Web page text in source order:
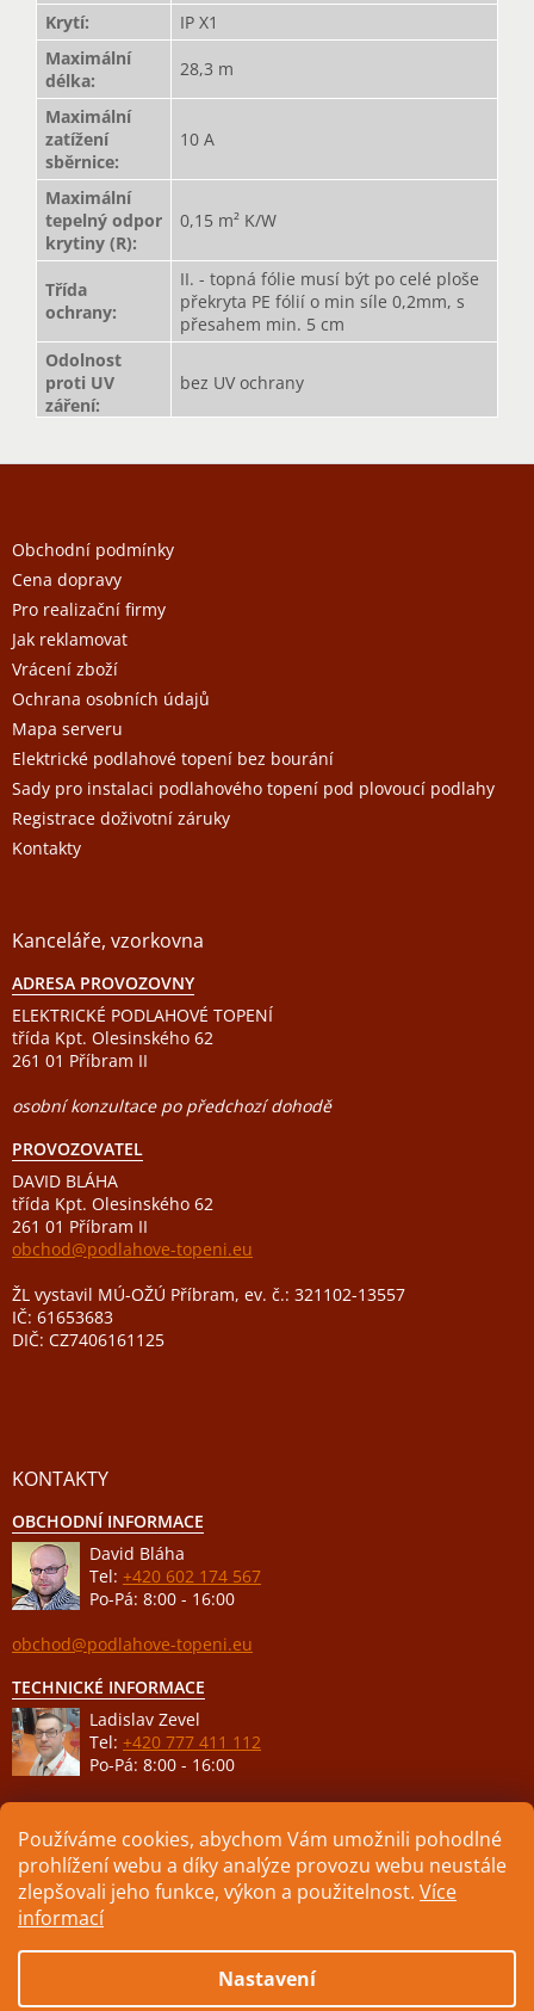
Používáme cookies, abychom Vám umožnili pohodlné
prohlížení webu a díky analýze provozu webu neustále
zlepšovali jeho funkce, výkon a použitelnost. Více
informací
Nastavení
Krytí:
IP X1
Maximální
délka:
28,3 m
Maximální
zatížení
sběrnice:
10 A
Maximální
tepelný odpor
krytiny (R):
0,15 m² K/W
Třída
ochrany:
II. - topná fólie musí být po celé ploše
překryta PE fólií o min síle 0,2mm, s
přesahem min. 5 cm
Odolnost
proti UV
záření:
bez UV ochrany
Z
aObchodní podmínky
Cena dopravy
Pro realizační firmy
Jak reklamovat
Vrácení zboží
Ochrana osobních údajů
Mapa serveru
Elektrické podlahové topení bez bourání
Sady pro instalaci podlahového topení pod plovoucí podlahy
Registrace doživotní záruky
Kontakty
Kanceláře, vzorkovna
ADRESA PROVOZOVNY
ELEKTRICKÉ PODLAHOVÉ TOPENÍ
třída Kpt. Olesinského 62
261 01 Příbram II
osobní konzultace po předchozí dohodě
PROVOZOVATEL
DAVID BLÁHA
třída Kpt. Olesinského 62
261 01 Příbram II
obchod@podlahove-topeni.eu
ŽL vystavil MÚ-OŽÚ Příbram, ev. č.: 321102-13557
IČ: 61653683
DIČ: CZ7406161125
KONTAKTY
OBCHODNÍ INFORMACE
David Bláha
Tel: +420 602 174 567
Po-Pá: 8:00 - 16:00
obchod@podlahove-topeni.eu
TECHNICKÉ INFORMACE
Ladislav Zevel
Tel: +420 777 411 112
Po-Pá: 8:00 - 16:00
podpora@podlahove-topeni.eu